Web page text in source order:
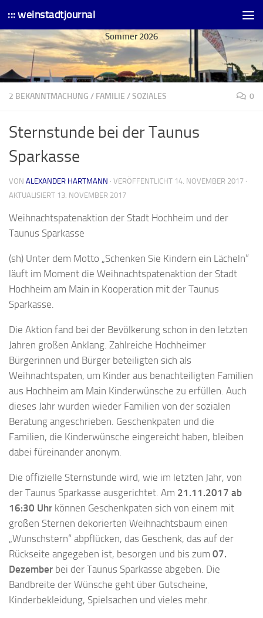
Skip to content
::: weinstadtjournal
Sommer 2026
2 BEKANNTMACHUNG / FAMILIE /SOZIALES 0
Sternstunde bei der Taunus
Sparkasse
VON ALEXANDER HARTMANN · VERÖFFENTLICHT 14. NOVEMBER 2017 ·
AKTUALISIERT 13. NOVEMBER 2017
Weihnachtspatenaktion der Stadt Hochheim und der
Taunus Sparkasse
(sh) Unter dem Motto „Schenken Sie Kindern ein Lächeln“
läuft im Moment die Weihnachtspatenaktion der Stadt
Hochheim am Main in Kooperation mit der Taunus
Sparkasse.
Die Aktion fand bei der Bevölkerung schon in den letzten
Jahren großen Anklang. Zahlreiche Hochheimer
Bürgerinnen und Bürger beteiligten sich als
Weihnachtspaten, um Kinder aus benachteiligten Familien
aus Hochheim am Main Kinderwünsche zu erfüllen. Auch
dieses Jahr wurden wieder Familien von der sozialen
Beratung angeschrieben. Geschenkpaten und die
Familien, die Kinderwünsche eingereicht haben, bleiben
dabei füreinander anonym.
Die offizielle Sternstunde wird, wie im letzten Jahr, von
der Taunus Sparkasse ausgerichtet. Am 21.11.2017 ab
16:30 Uhr können Geschenkpaten sich von einem mit
großen Sternen dekorierten Weihnachtsbaum einen
„Wunschstern“ abpflücken, das Geschenk, das auf der
Rückseite angegeben ist, besorgen und bis zum 07.
Dezember bei der Taunus Sparkasse abgeben. Die
Bandbreite der Wünsche geht über Gutscheine,
Kinderbekleidung, Spielsachen und vieles mehr.